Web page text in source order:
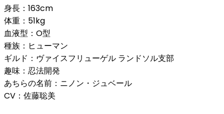
身長：163cm
体重：51kg
血液型：O型
種族：ヒューマン
ギルド：ヴァイスフリューゲル ランドソル支部
趣味：忍法開発
あちらの名前：ニノン・ジュベール
CV：佐藤聡美